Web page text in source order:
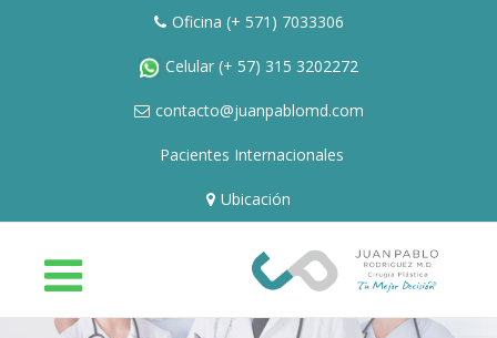
Oficina (+ 571) 7033306
Celular (+ 57) 315 3202272
contacto@juanpablomd.com
Pacientes Internacionales
Ubicación